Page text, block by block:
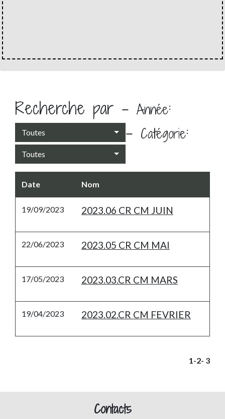
Recherche par - Année:
Toutes - Catégorie:
Toutes
Date Nom
19/09/2023 2023.06 CR CM JUIN
22/06/2023 2023.05 CR CM MAI
17/05/2023 2023.03.CR CM MARS
19/04/2023 2023.02.CR CM FEVRIER
1-2- 3
Contacts